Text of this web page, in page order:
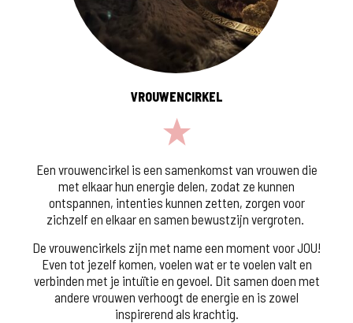
VROUWENCIRKEL
Een vrouwencirkel is een samenkomst van vrouwen die
met elkaar hun energie delen, zodat ze kunnen
ontspannen, intenties kunnen zetten, zorgen voor
zichzelf en elkaar en samen bewustzijn vergroten.
De vrouwencirkels zijn met name een moment voor JOU!
Even tot jezelf komen, voelen wat er te voelen valt en
verbinden met je intuïtie en gevoel. Dit samen doen met
andere vrouwen verhoogt de energie en is zowel
inspirerend als krachtig.